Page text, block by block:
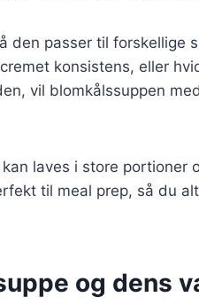
den passer til forskellige
konsistens, eller
vil blomkålssuppen
laves i store portioner
til meal prep, så du
og dens